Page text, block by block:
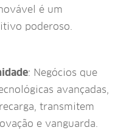
é um
poderoso.
: Negócios que
avançadas,
transmitem
e vanguarda.